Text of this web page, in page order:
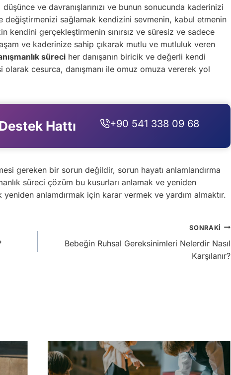
ve davranışlarınızı ve bunun sonucunda kaderinizi
sağlamak kendizini sevmenin, kabul etmenin
kendini gerçekleştirmenin sınırsız ve süresiz ve sadece
ve kaderinize sahip çıkarak mutlu ve mutluluk veren
süreci her danışanın biricik ve değerli kendi
olarak cesurca, danışmanı ile omuz omuza vererek yol
Hattı +90 541 338 09 68
gereken bir sorun değildir, sorun hayatı anlamlandırma
süreci çözüm bu kusurları anlamak ve yeniden
anlamdırmak için karar vermek ve yardım almaktır.
SONRAKI
Bebeğin Ruhsal Gereksinimleri Nelerdir Nasıl
Karşılanır?